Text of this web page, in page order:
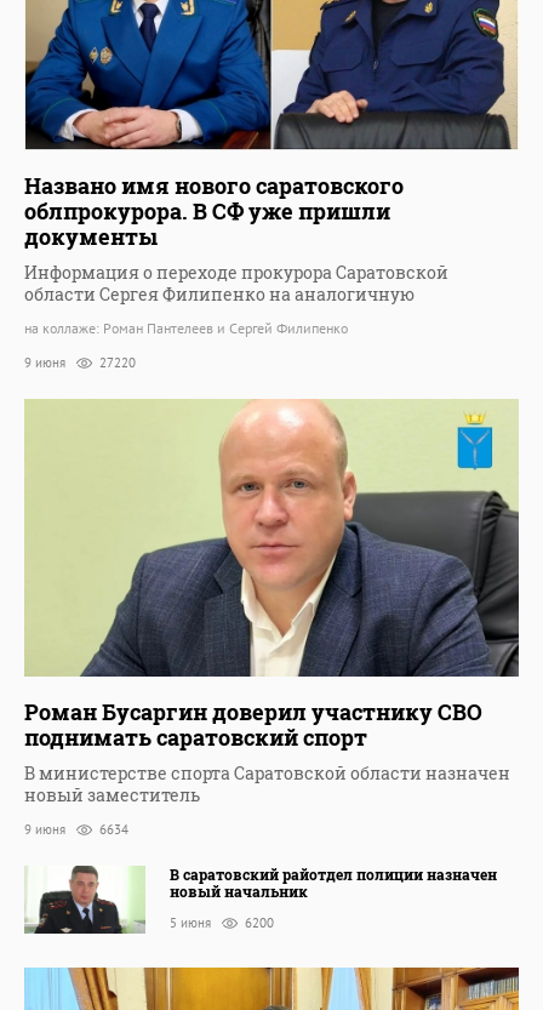
Названо имя нового саратовского
облпрокурора. В СФ уже пришли
документы
Информация о переходе прокурора Саратовской
области Сергея Филипенко на аналогичную
на коллаже: Роман Пантелеев и Сергей Филипенко
9 июня 27220
Роман Бусаргин доверил участнику СВО
поднимать саратовский спорт
В министерстве спорта Саратовской области назначен
новый заместитель
9 июня 6634
В саратовский райотдел полиции назначен
новый начальник
5 июня 6200